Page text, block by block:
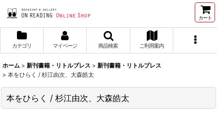
カート
カテゴリ マイページ 商品検索 ご利用案内
ホーム > 新刊書籍・リトルプレス > 新刊書籍・リトルプレス
> 本をひらく / 杉江由次、大森皓太
本をひらく / 杉江由次、大森皓太